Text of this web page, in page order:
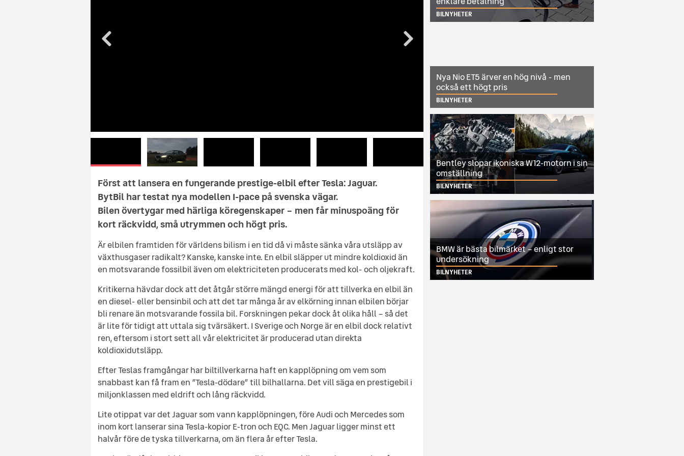
Först att lansera en fungerande prestige-elbil efter Tesla: Jaguar.
BytBil har testat nya modellen I-pace på svenska vägar.
Bilen övertygar med härliga köregenskaper – men får minuspoäng för
kort räckvidd, små utrymmen och högt pris.
Är elbilen framtiden för världens bilism i en tid då vi måste sänka våra utsläpp av
växthusgaser radikalt? Kanske, kanske inte. En elbil släpper ut mindre koldioxid än
en motsvarande fossilbil även om elektriciteten producerats med kol- och oljekraft.
Kritikerna hävdar dock att det åtgår större mängd energi för att tillverka en elbil än
en diesel- eller bensinbil och att det tar många år av elkörning innan elbilen börjar
bli renare än motsvarande fossila bil. Forskningen pekar dock åt olika håll – så det
är lite för tidigt att uttala sig tvärsäkert. I Sverige och Norge är en elbil dock relativt
ren, eftersom i stort sett all vår elektricitet är producerad utan direkta
koldioxidutsläpp.
Efter Teslas framgångar har biltillverkarna haft en kapplöpning om vem som
snabbast kan få fram en ”Tesla-dödare” till bilhallarna. Det vill säga en prestigebil i
miljonklassen med eldrift och lång räckvidd.
Lite otippat var det Jaguar som vann kapplöpningen, före Audi och Mercedes som
inom kort lanserar sina Tesla-kopior E-tron och EQC. Men Jaguar ligger minst ett
halvår före de tyska tillverkarna, om än flera år efter Tesla.
BILNYHETER
Nya Nio ET5 ärver en hög nivå - men
också ett högt pris
BILNYHETER
Bentley slopar ikoniska W12-motorn i sin
omställning
BILNYHETER
BMW är bästa bilmärket – enligt stor
undersökning
BILNYHETER